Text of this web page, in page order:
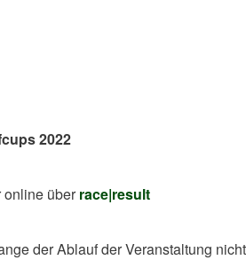
2022
online überrace|result
der Ablauf der Veranstaltung